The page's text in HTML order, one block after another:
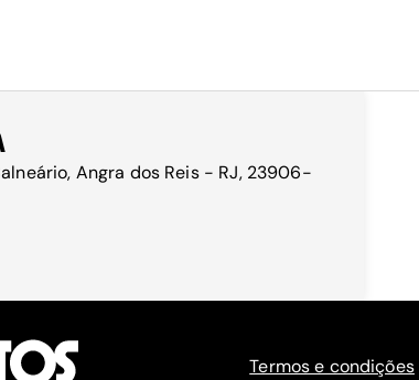
Angra dos Reis - RJ, 23906-
Termos e condições